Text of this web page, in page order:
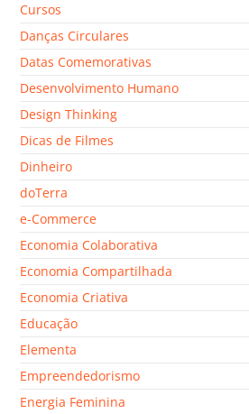
Cursos
Danças Circulares
Datas Comemorativas
Desenvolvimento Humano
Design Thinking
Dicas de Filmes
Dinheiro
doTerra
e-Commerce
Economia Colaborativa
Economia Compartilhada
Economia Criativa
Educação
Elementa
Empreendedorismo
Energia Feminina